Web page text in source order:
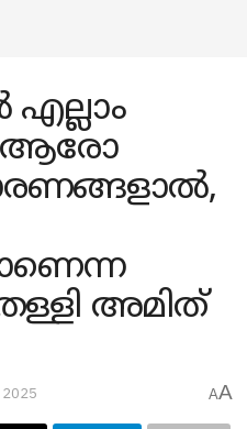
എല്ലാം
ആരോ​
അമിത്
2025 AA